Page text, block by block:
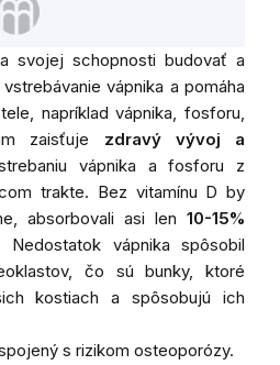
svojej schopnosti budovať a
vápnika a pomáha
napríklad vápnika, fosforu,
zaisťuje zdravý vývoj a
vápnika a fosforu z
trakte. Bez vitamínu D by
absorbovali asi len 10-15%
Nedostatok vápnika spôsobil
čo sú bunky, ktoré
kostiach a spôsobujú ich
s rizikom osteoporózy.